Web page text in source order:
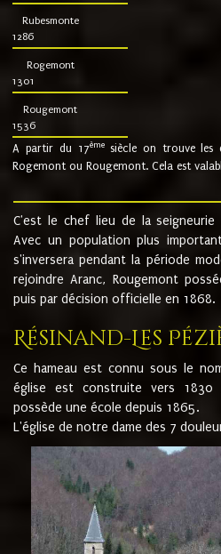
Rubesmonte
1286
Rogemont
1301
Rougemont
1536
A partir du 17ème siècle on trouve les
Rogemont ou Rougemont. Cela est
C'est le chef lieu de la seigneurie
Avec un population plus
s'inversera pendant la période
rejoindre Aranc, Rougemont
puis par décision officielle en 1868.
Résinand-Les
Ce hameau est connu sous le
église est construite vers 1830
possède une école depuis 1865.
L'église de notre dame des 7